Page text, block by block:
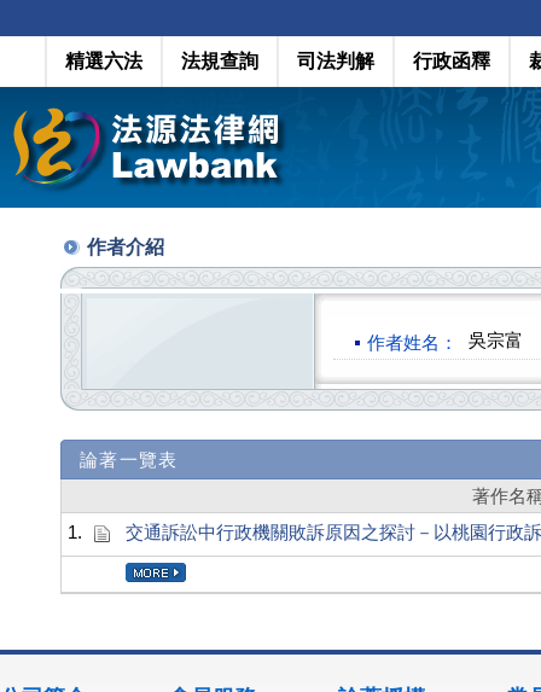
精選六法 法規查詢 司法判解 行政函釋
作者介紹
作者姓名： 吳宗富
論著一覽表
著作名
1.
交通訴訟中行政機關敗訴原因之探討－以桃園行政